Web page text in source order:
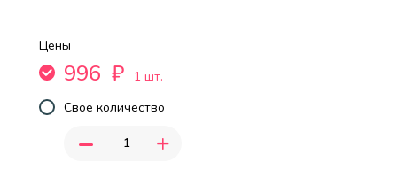
Цены
996 ₽
1 шт.
Свое количество
- +